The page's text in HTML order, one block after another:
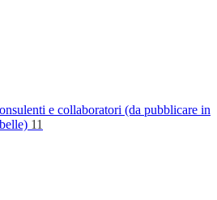
e collaboratori (da pubblicare in
11